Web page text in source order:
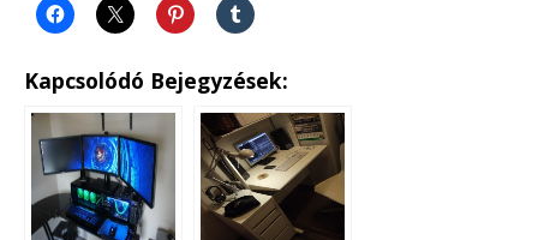
Kapcsolódó Bejegyzések: